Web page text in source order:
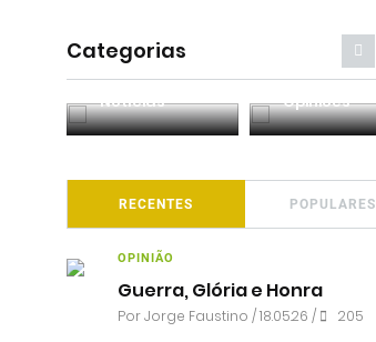
Categorias
Entrevistas Análises
RECENTES POPULARES
OPINIÃO
Guerra, Glória e Honra
PorJorge Faustino / 18.05.26 / 205